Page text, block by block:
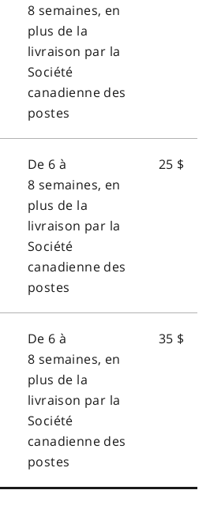
8 semaines, en
plus de la
livraison par la
Société
canadienne des
postes
De 6 à
8 semaines, en
plus de la
livraison par la
Société
canadienne des
postes
25 $
De 6 à
8 semaines, en
plus de la
livraison par la
Société
canadienne des
postes
35 $